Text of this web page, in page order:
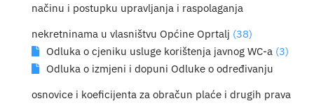
načinu i postupku upravljanja i raspolaganja
nekretninama u vlasništvu Općine Oprtalj (38)
Odluka o cjeniku usluge korištenja javnog WC-a (3)
Odluka o izmjeni i dopuni Odluke o određivanju
osnovice i koeficijenta za obračun plaće i drugih prava